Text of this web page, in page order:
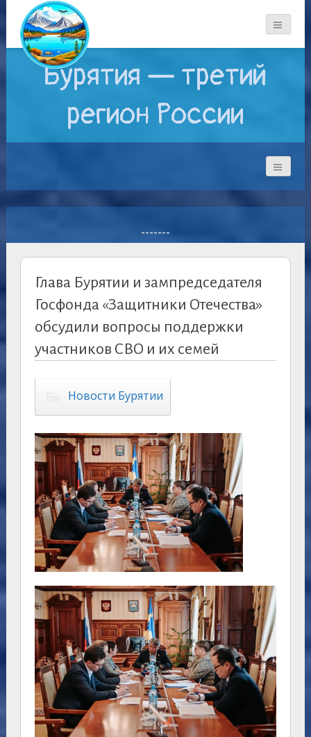
Бурятия — третий
регион России
-------
Глава Бурятии и зампредседателя
Госфонда «Защитники Отечества»
обсудили вопросы поддержки
участников СВО и их семей
Новости Бурятии